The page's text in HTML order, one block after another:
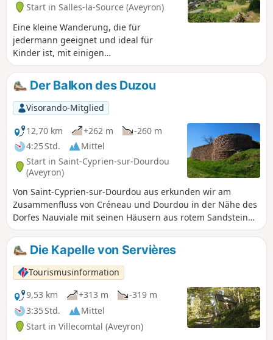
Start in Salles-la-Source (Aveyron)
Eine kleine Wanderung, die für
jedermann geeignet und ideal für
Kinder ist, mit einigen
Höhenunterschieden ohne besondere
Schwierigkeiten.
Der Balkon des Duzou
Visorando-Mitglied
12,70 km
+262 m
-260 m
4:25 Std.
Mittel
Start in Saint-Cyprien-sur-Dourdou
(Aveyron)
Von Saint-Cyprien-sur-Dourdou aus erkunden wir am
Zusammenfluss von Créneau und Dourdou in der Nähe des
Dorfes Nauviale mit seinen Häusern aus rotem Sandstein
die Ruinen einer Feudalburg. Die Strecke verläuft
größtenteils auf kleinen Straßen ohne Verkehr, allerdings
mit einem Aufstieg über einen Waldweg, entlang eines
Abschnitts eines Trimm-dich-Pfads und dann über einen
Kamm, der einen herrlichen Blick auf das Tal von Duzou
bietet.
Die Kapelle von Servières
Tourismusinformation
9,53 km
+313 m
-319 m
3:35 Std.
Mittel
Start in Villecomtal (Aveyron)